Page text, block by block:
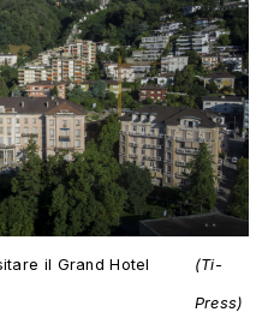
il Grand Hotel (Ti-
Press)